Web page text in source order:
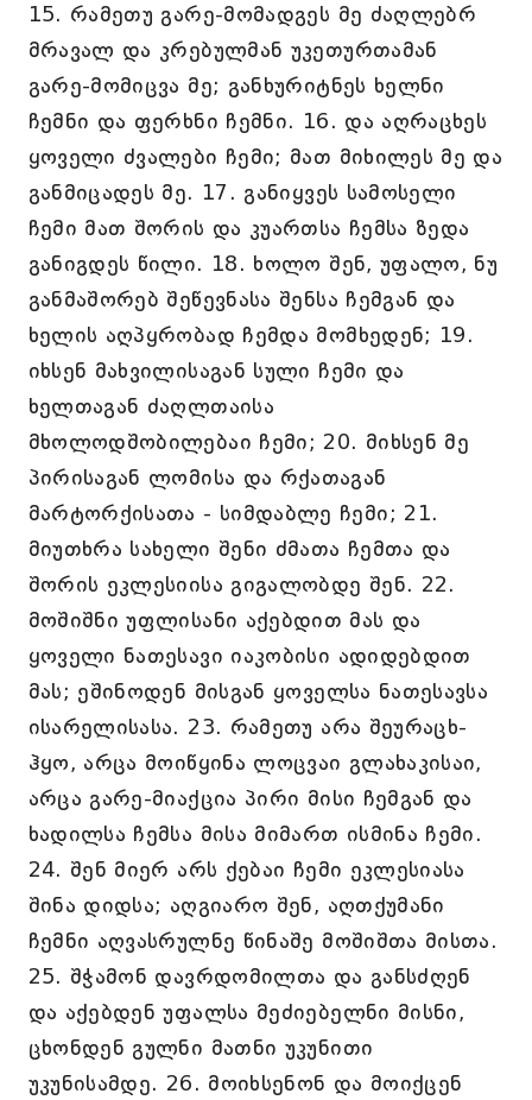
15. რამეთუ გარე-მომადგეს მე ძაღლებრ
მრავალ და კრებულმან უკეთურთამან
გარე-მომიცვა მე; განხურიტნეს ხელნი
ჩემნი და ფერხნი ჩემნი. 16. და აღრაცხეს
ყოველი ძვალები ჩემი; მათ მიხილეს მე და
განმიცადეს მე. 17. განიყვეს სამოსელი
ჩემი მათ შორის და კუართსა ჩემსა ზედა
განიგდეს წილი. 18. ხოლო შენ, უფალო, ნუ
განმაშორებ შეწევნასა შენსა ჩემგან და
ხელის აღპყრობად ჩემდა მომხედენ; 19.
იხსენ მახვილისაგან სული ჩემი და
ხელთაგან ძაღლთაისა
მხოლოდშობილებაი ჩემი; 20. მიხსენ მე
პირისაგან ლომისა და რქათაგან
მარტორქისათა - სიმდაბლე ჩემი; 21.
მიუთხრა სახელი შენი ძმათა ჩემთა და
შორის ეკლესიისა გიგალობდე შენ. 22.
მოშიშნი უფლისანი აქებდით მას და
ყოველი ნათესავი იაკობისი ადიდებდით
მას; ეშინოდენ მისგან ყოველსა ნათესავსა
ისარელისასა. 23. რამეთუ არა შეურაცხ-
ჰყო, არცა მოიწყინა ლოცვაი გლახაკისაი,
არცა გარე-მიაქცია პირი მისი ჩემგან და
ხადილსა ჩემსა მისა მიმართ ისმინა ჩემი.
24. შენ მიერ არს ქებაი ჩემი ეკლესიასა
შინა დიდსა; აღგიარო შენ, აღთქუმანი
ჩემნი აღვასრულნე წინაშე მოშიშთა მისთა.
25. შჭამონ დავრდომილთა და განსძღენ
და აქებდენ უფალსა მეძიებელნი მისნი,
ცხონდენ გულნი მათნი უკუნითი
უკუნისამდე. 26. მოიხსენონ და მოიქცენ